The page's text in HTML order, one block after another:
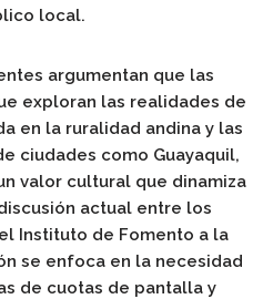
local.
argumentan que las
exploran las realidades de
en la ruralidad andina y las
ciudades como Guayaquil,
valor cultural que dinamiza
actual entre los
Instituto de Fomento a la
se enfoca en la necesidad
de cuotas de pantalla y